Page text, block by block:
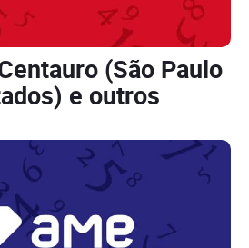
(São Paulo
e outros